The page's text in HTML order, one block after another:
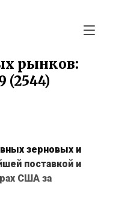
рынков:
зерновых и
поставкой и
США за